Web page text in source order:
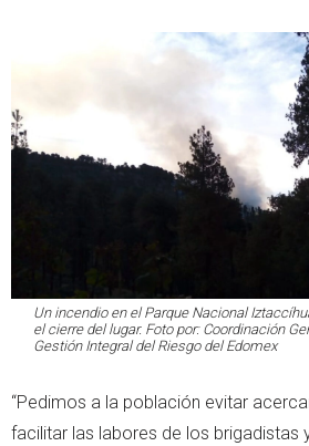
Un incendio en el Parque Nacional
el cierre del lugar. Foto por: Coordinación
Gestión Integral del Riesgo del Edomex
“Pedimos a la población evitar
facilitar las labores de los brigadistas